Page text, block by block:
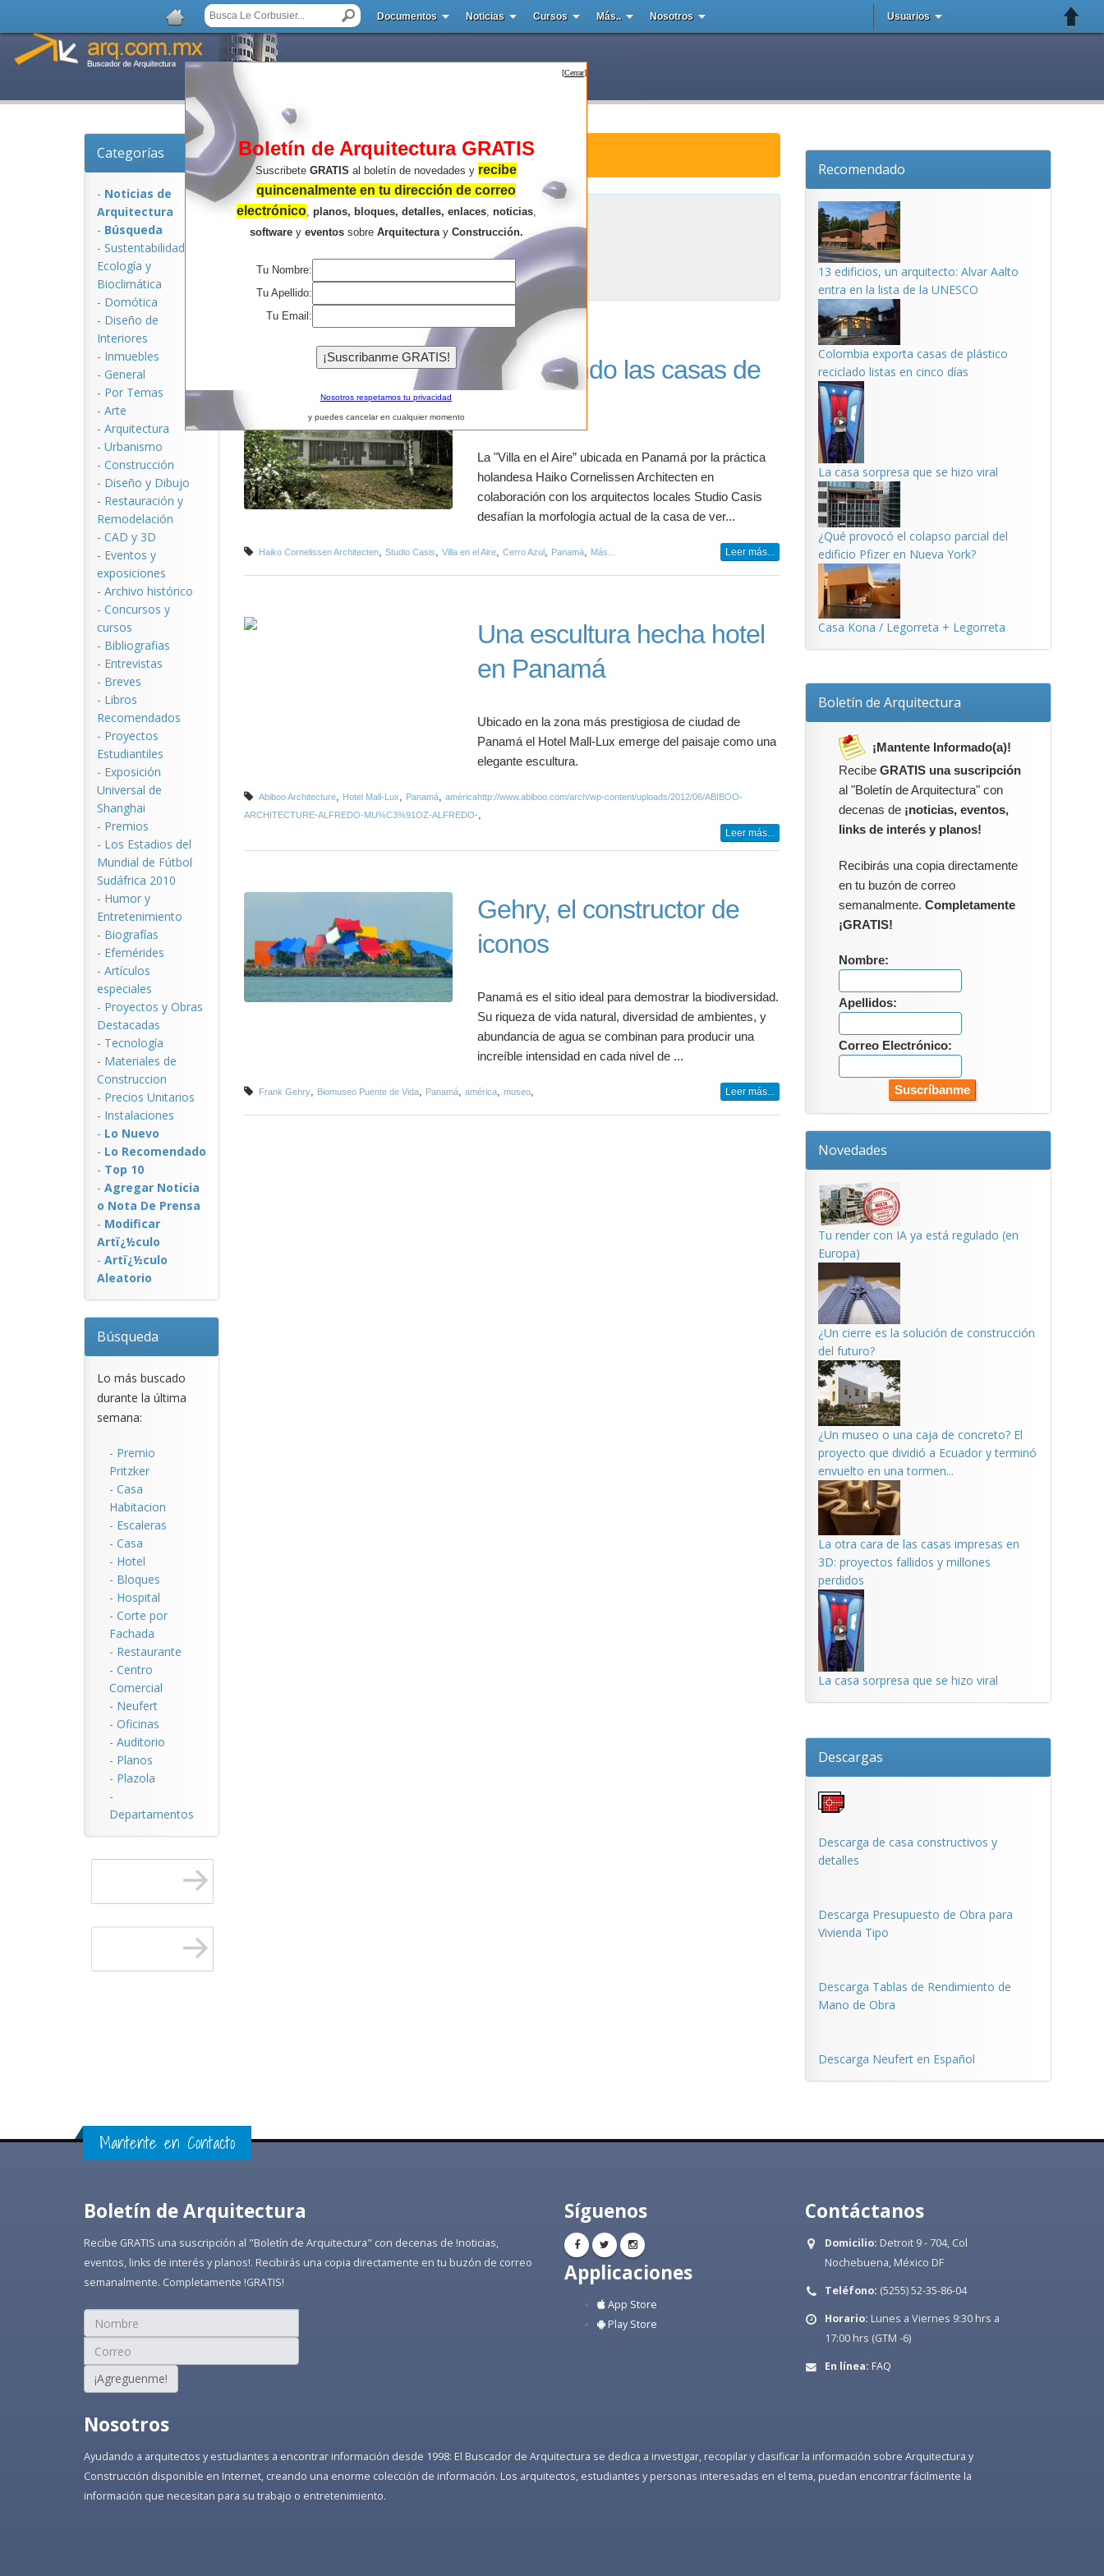
Documentos Noticias Cursos Más.. Nosotros Usuarios
Categorías
- Noticias de
Arquitectura
- Búsqueda
- Sustentabilidad,
Ecologí­a y
Bioclimática
- Domótica
- Diseño de
Interiores
- Inmuebles
- General
- Por Temas
- Arte
- Arquitectura
- Urbanismo
- Construcción
- Diseño y Dibujo
- Restauración y
Remodelación
- CAD y 3D
- Eventos y
exposiciones
- Archivo histórico
- Concursos y
cursos
- Bibliografias
- Entrevistas
- Breves
- Libros
Recomendados
- Proyectos
Estudiantiles
- Exposición
Universal de
Shanghai
- Premios
- Los Estadios del
Mundial de Fútbol
Sudáfrica 2010
- Humor y
Entretenimiento
- Biografías
- Efemérides
- Artículos
especiales
- Proyectos y Obras
Destacadas
- Tecnología
- Materiales de
Construccion
- Precios Unitarios
- Instalaciones
- Lo Nuevo
- Lo Recomendado
- Top 10
- Agregar Noticia
o Nota De Prensa
- Modificar
Artï¿½culo
- Artï¿½culo
Aleatorio
Búsqueda
Lo más buscado
durante la última
semana:
- Premio
Pritzker
- Casa
Habitacion
- Escaleras
- Casa
- Hotel
- Bloques
- Hospital
- Corte por
Fachada
- Restaurante
- Centro
Comercial
- Neufert
- Oficinas
- Auditorio
- Planos
- Plazola
-
Departamentos
Noticias de Arquitectura : Panama
Panama
Resultados de la búsqueda .
Reiventando las casas de
La "Villa en el Aire” ubicada en Panamá por la práctica
holandesa Haiko Cornelissen Architecten en
colaboración con los arquitectos locales Studio Casis
desafían la morfología actual de la casa de ver...
Haiko Cornelissen Architecten, Studio Casis, Villa en el Aire, Cerro Azul, Panamá, Más... Leer más...
Una escultura hecha hotel
en Panamá
Ubicado en la zona más prestigiosa de ciudad de
Panamá el Hotel Mall-Lux emerge del paisaje como una
elegante escultura.
Abiboo Architecture, Hotel Mall-Lux, Panamá, américahttp://www.abiboo.com/arch/wp-content/uploads/2012/06/ABIBOO-
ARCHITECTURE-ALFREDO-MU%C3%91OZ-ALFREDO-,
Leer más...
Gehry, el constructor de
iconos
Panamá es el sitio ideal para demostrar la biodiversidad.
Su riqueza de vida natural, diversidad de ambientes, y
abundancia de agua se combinan para producir una
increíble intensidad en cada nivel de ...
Frank Gehry, Biomuseo Puente de Vida, Panamá, américa, museo, Leer más...
Recomendado
13 edificios, un arquitecto: Alvar Aalto
entra en la lista de la UNESCO
Colombia exporta casas de plástico
reciclado listas en cinco días
La casa sorpresa que se hizo viral
¿Qué provocó el colapso parcial del
edificio Pfizer en Nueva York?
Casa Kona / Legorreta + Legorreta
Boletín de Arquitectura
¡Mantente Informado(a)!
Recibe GRATIS una suscripción
al "Boletín de Arquitectura" con
decenas de ¡noticias, eventos,
links de interés y planos!
Recibirás una copia directamente
en tu buzón de correo
semanalmente. Completamente
¡GRATIS!
Nombre:
Apellidos:
Correo Electrónico:
Novedades
Tu render con IA ya está regulado (en
Europa)
¿Un cierre es la solución de construcción
del futuro?
¿Un museo o una caja de concreto? El
proyecto que dividió a Ecuador y terminó
envuelto en una tormen...
La otra cara de las casas impresas en
3D: proyectos fallidos y millones
perdidos
La casa sorpresa que se hizo viral
Descargas
Descarga de casa constructivos y
detalles
Descarga Presupuesto de Obra para
Vivienda Tipo
Descarga Tablas de Rendimiento de
Mano de Obra
Descarga Neufert en Español
Mantente en Contacto
Boletín de Arquitectura
Recibe GRATIS una suscripción al "Boletín de Arquitectura" con decenas de !noticias,
eventos, links de interés y planos!. Recibirás una copia directamente en tu buzón de correo
semanalmente. Completamente !GRATIS!
¡Agreguenme!
Síguenos
Applicaciones
App Store
Play Store
Contáctanos
Domicilio: Detroit 9 - 704, Col
Nochebuena, México DF
Teléfono: (5255) 52-35-86-04
Horario: Lunes a Viernes 9:30 hrs a
17:00 hrs (GTM -6)
En línea: FAQ
Nosotros
Ayudando a arquitectos y estudiantes a encontrar información desde 1998: El Buscador de Arquitectura se dedica a investigar, recopilar y clasificar la información sobre Arquitectura y
Construcción disponible en Internet, creando una enorme colección de información. Los arquitectos, estudiantes y personas interesadas en el tema, puedan encontrar fácilmente la
información que necesitan para su trabajo o entretenimiento.
[Cerrar]
Boletín de Arquitectura GRATIS
Suscribete GRATIS al boletín de novedades y recibe
quincenalmente en tu dirección de correo
electrónico, planos, bloques, detalles, enlaces, noticias,
softwarey eventossobre Arquitecturay Construcción.
Tu Nombre:
Tu Apellido:
Tu Email:
Nosotros respetamos tu privacidad
y puedes cancelar en cualquier momento